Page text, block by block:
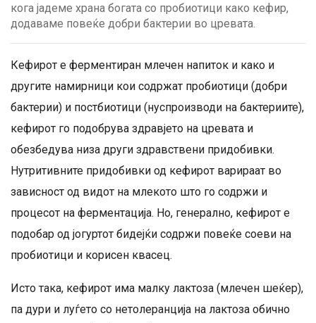
кога јадеме храна богата со пробиотици како кефир,
додаваме повеќе добри бактерии во цревата.
Кефирот е ферментиран млечен напиток и како и
другите намирници кои содржат пробиотици (добри
бактерии) и постбиотици (нуспроизводи на бактериите),
кефирот го подобрува здравјето на цревата и
обезбедува низа други здравствени придобивки.
Нутритивните придобивки од кефирот варираат во
зависност од видот на млекото што го содржи и
процесот на ферментација. Но, генерално, кефирот е
подобар од јогуртот бидејќи содржи повеќе соеви на
пробиотици и корисен квасец.
Исто така, кефирот има малку лактоза (млечен шеќер),
па дури и луѓето со нетолеранција на лактоза обично